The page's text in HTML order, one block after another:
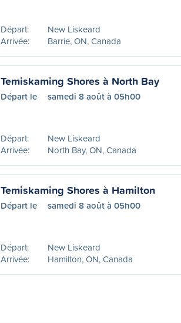
Départ:
New Liskeard
Arrivée:
Barrie, ON, Canada
Temiskaming Shores à North Bay
Départ le samedi 8 août à 05h00
Départ:
New Liskeard
Arrivée:
North Bay, ON, Canada
Temiskaming Shores à Hamilton
Départ le samedi 8 août à 05h00
Départ:
New Liskeard
Arrivée:
Hamilton, ON, Canada